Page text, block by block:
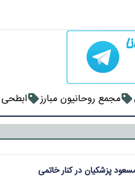
مجمع روحانیون مبارز ‌ابطحی
پزشکیان در کنار خاتمی